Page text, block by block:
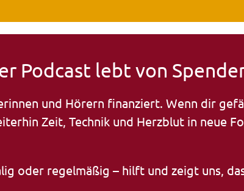
Podcast lebt von
und Hörern finanziert. Wenn dir
Zeit, Technik und Herzblut in neue
oder regelmäßig – hilft und zeigt uns,